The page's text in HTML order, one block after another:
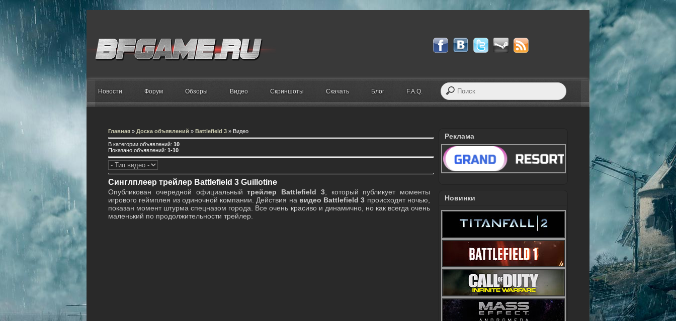
Новости Форум Обзоры Видео Скриншоты Скачать Блог F.A.Q.
Главная » Доска объявлений » Battlefield 3 » Видео
В категории объявлений: 10
Показано объявлений: 1-10
Синглплеер трейлер Battlefield 3 Guillotine
Опубликован очередной официальныйтрейлер Battlefield 3, который публикует моменты
игрового геймплея из одиночной компании. Действия на видео Battlefield 3 происходят ночью,
показан момент штурма спецназом города. Все очень красиво и динамично, но как всегда очень
маленький по продолжительности трейлер.
Реклама
Новинки